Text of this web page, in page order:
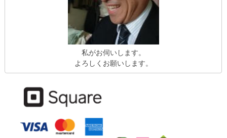
私がお伺いします。
よろしくお願いします。